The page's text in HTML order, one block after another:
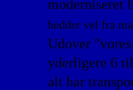
moderniseret
hedder vel fra
Udover
yderligere 6
alt har